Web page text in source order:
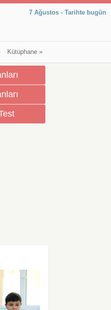
7 Ağustos - Tarihte bugün
Kütüphane»